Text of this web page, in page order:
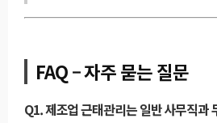
FAQ – 자주 묻는 질문
Q1. 제조업 근태관리는 일반 사무직과